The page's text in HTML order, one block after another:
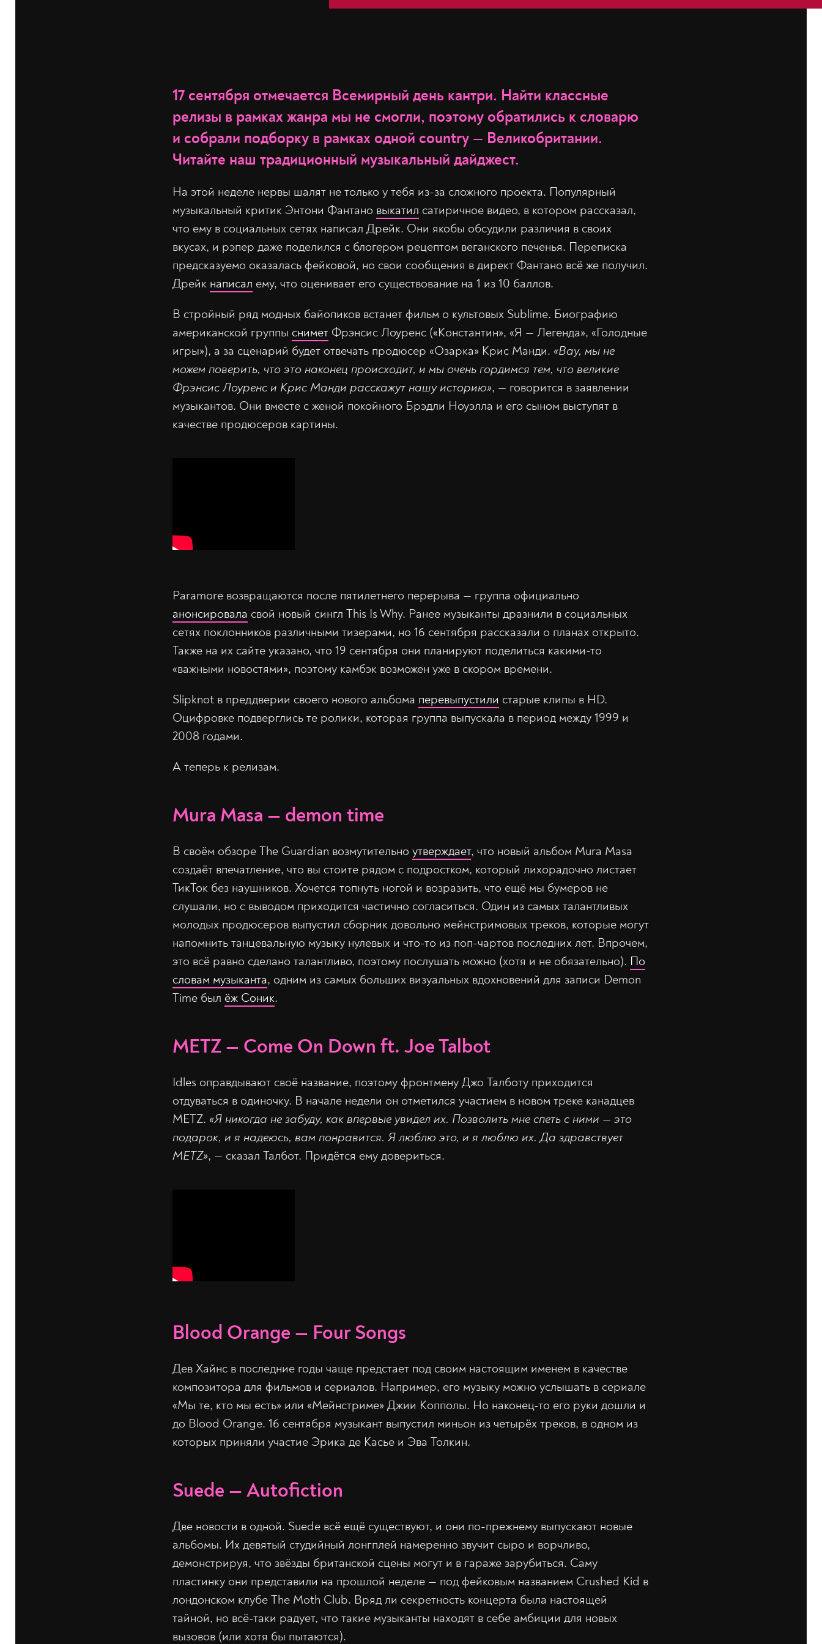
17 сентября отмечается Всемирный день кантри. Найти классные
релизы в рамках жанра мы не смогли, поэтому обратились к словарю
и собрали подборку в рамках одной country — Великобритании.
Читайте наш традиционный музыкальный дайджест.
На этой неделе нервы шалят не только у тебя из-за сложного проекта. Популярный
музыкальный критик Энтони Фантано выкатил сатиричное видео, в котором рассказал,
что ему в социальных сетях написал Дрейк. Они якобы обсудили различия в своих
вкусах, и рэпер даже поделился с блогером рецептом веганского печенья. Переписка
предсказуемо оказалась фейковой, но свои сообщения в директ Фантано всё же получил.
Дрейк написал ему, что оценивает его существование на 1 из 10 баллов.
В стройный ряд модных байопиков встанет фильм о культовых Sublime. Биографию
американской группы снимет Фрэнсис Лоуренс («Константин», «Я — Легенда», «Голодные
игры»), а за сценарий будет отвечать продюсер «Озарка» Крис Манди. «Вау, мы не
можем поверить, что это наконец происходит, и мы очень гордимся тем, что великие
Фрэнсис Лоуренс и Крис Манди расскажут нашу историю», — говорится в заявлении
музыкантов. Они вместе с женой покойного Брэдли Ноуэлла и его сыном выступят в
качестве продюсеров картины.
Paramore возвращаются после пятилетнего перерыва — группа официально
анонсировала свой новый сингл This Is Why. Ранее музыканты дразнили в социальных
сетях поклонников различными тизерами, но 16 сентября рассказали о планах открыто.
Также на их сайте указано, что 19 сентября они планируют поделиться какими-то
«важными новостями», поэтому камбэк возможен уже в скором времени.
Slipknot в преддверии своего нового альбома перевыпустили старые клипы в HD.
Оцифровке подверглись те ролики, которая группа выпускала в период между 1999 и
2008 годами.
А теперь к релизам.
Mura Masa — demon time
В своём обзоре The Guardian возмутительно утверждает, что новый альбом Mura Masa
создаёт впечатление, что вы стоите рядом с подростком, который лихорадочно листает
ТикТок без наушников. Хочется топнуть ногой и возразить, что ещё мы бумеров не
слушали, но с выводом приходится частично согласиться. Один из самых талантливых
молодых продюсеров выпустил сборник довольно мейнстримовых треков, которые могут
напомнить танцевальную музыку нулевых и что-то из поп-чартов последних лет. Впрочем,
это всё равно сделано талантливо, поэтому послушать можно (хотя и не обязательно). По
словам музыканта, одним из самых больших визуальных вдохновений для записи Demon
Time был ёж Соник.
METZ — Come On Down ft. Joe Talbot
Idles оправдывают своё название, поэтому фронтмену Джо Талботу приходится
отдуваться в одиночку. В начале недели он отметился участием в новом треке канадцев
METZ. «Я никогда не забуду, как впервые увидел их. Позволить мне спеть с ними — это
подарок, и я надеюсь, вам понравится. Я люблю это, и я люблю их. Да здравствует
METZ», — сказал Талбот. Придётся ему довериться.
Blood Orange — Four Songs
Дев Хайнс в последние годы чаще предстает под своим настоящим именем в качестве
композитора для фильмов и сериалов. Например, его музыку можно услышать в сериале
«Мы те, кто мы есть» или «Мейнстриме» Джии Копполы. Но наконец-то его руки дошли и
до Blood Orange. 16 сентября музыкант выпустил миньон из четырёх треков, в одном из
которых приняли участие Эрика де Касье и Эва Толкин.
Suede — Autofiction
Две новости в одной. Suede всё ещё существуют, и они по-прежнему выпускают новые
альбомы. Их девятый студийный лонгплей намеренно звучит сыро и ворчливо,
демонстрируя, что звёзды британской сцены могут и в гараже зарубиться. Саму
пластинку они представили на прошлой неделе — под фейковым названием Crushed Kid в
лондонском клубе The Moth Club. Вряд ли секретность концерта была настоящей
тайной, но всё-таки радует, что такие музыканты находят в себе амбиции для новых
вызовов (или хотя бы пытаются).